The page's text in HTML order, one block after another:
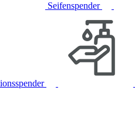
Seifenspender